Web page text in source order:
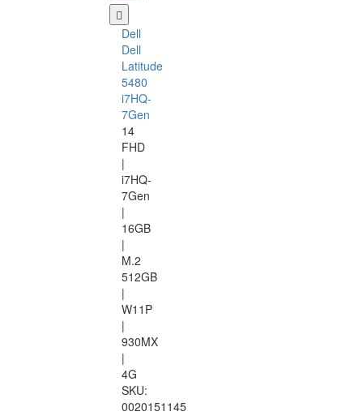
Dell
Dell
Latitude
5480
i7HQ-
7Gen
14
FHD
|
i7HQ-
7Gen
|
16GB
|
M.2
512GB
|
W11P
|
930MX
|
4G
SKU:
0020151145